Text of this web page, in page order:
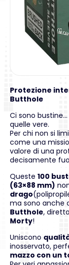
Protezione
Butthole
Ci sono
quelle vere.
Per chi non si
come una
valore di una
decisamente
Queste 100
(63×88 mm)
drago
ma sono anche
Butthole,
Morty!
Uniscono
inosservato,
mazzo con un